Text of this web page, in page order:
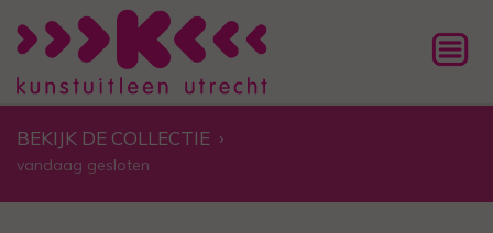
BEKIJK DE COLLECTIE ›
vandaag gesloten